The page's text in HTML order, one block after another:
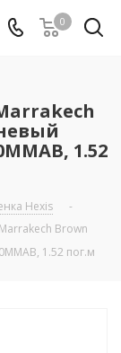
0
1.52
Hexis
-
Brown
1.52 пог.м